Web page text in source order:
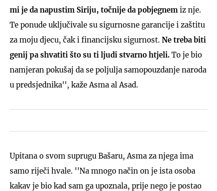
mi je da napustim Siriju, točnije da pobjegnem iz nje.
Te ponude uključivale su sigurnosne garancije i zaštitu
za moju djecu, čak i financijsku sigurnost. Ne treba biti
genij pa shvatiti što su ti ljudi stvarno htjeli. To je bio
namjeran pokušaj da se poljulja samopouzdanje naroda
u predsjednika'', kaže Asma al Asad.
Upitana o svom suprugu Bašaru, Asma za njega ima
samo riječi hvale. ''Na mnogo način on je ista osoba
kakav je bio kad sam ga upoznala, prije nego je postao